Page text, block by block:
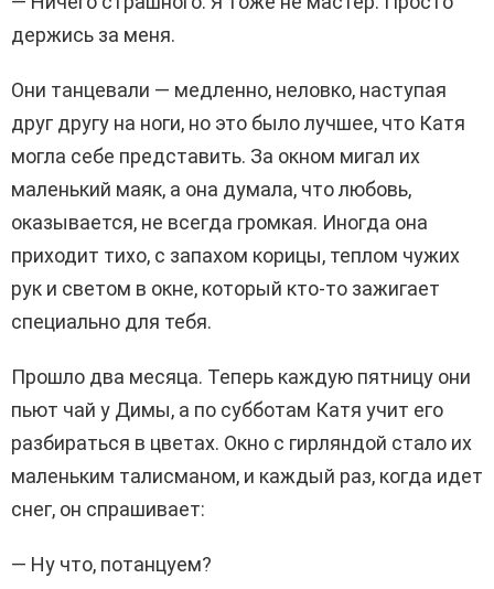
держись за меня.
Они танцевали — медленно, неловко, наступая
друг другу на ноги, но это было лучшее, что Катя
могла себе представить. За окном мигал их
маленький маяк, а она думала, что любовь,
оказывается, не всегда громкая. Иногда она
приходит тихо, с запахом корицы, теплом чужих
рук и светом в окне, который кто-то зажигает
специально для тебя.
Прошло два месяца. Теперь каждую пятницу они
пьют чай у Димы, а по субботам Катя учит его
разбираться в цветах. Окно с гирляндой стало их
маленьким талисманом, и каждый раз, когда идет
снег, он спрашивает:
— Ну что, потанцуем?